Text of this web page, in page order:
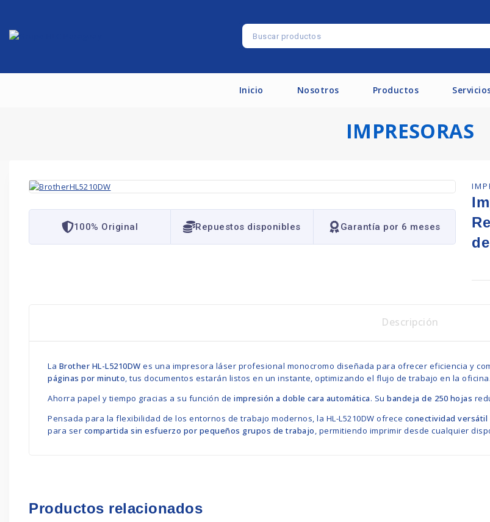
Inicio Nosotros Productos
IMPRESORAS
100% Original Repuestos disponibles Garantía por 6 meses
Descripción
La Brother HL-L5210DW es una impresora láser profesional monocromo diseñada para ofrecer eficiencia y
páginas por minuto, tus documentos estarán listos en un instante, optimizando el flujo de trabajo en la oficina.
Ahorra papel y tiempo gracias a su función de impresión a doble cara automática. Su bandeja de 250 hojas
Pensada para la flexibilidad de los entornos de trabajo modernos, la HL-L5210DW ofrece conectividad versátil
para ser compartida sin esfuerzo por pequeños grupos de trabajo, permitiendo imprimir desde cualquier
Productos relacionados